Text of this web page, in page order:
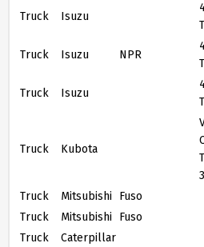
Truck Isuzu
Truck Isuzu NPR
Truck Isuzu
Truck Kubota
Truck Mitsubishi Fuso
Truck
Mitsubishi Fuso
Truck
Caterpillar